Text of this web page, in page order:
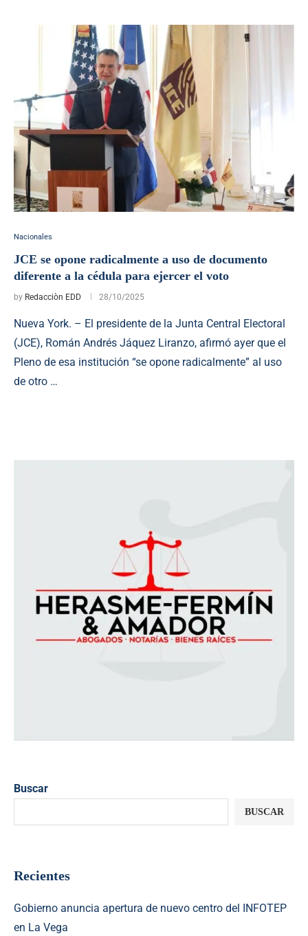
Nacionales
JCE se opone radicalmente a uso de documento
diferente a la cédula para ejercer el voto
by Redacciòn EDD 28/10/2025
Nueva York. – El presidente de la Junta Central Electoral
(JCE), Román Andrés Jáquez Liranzo, afirmó ayer que el
Pleno de esa institución “se opone radicalmente” al uso
de otro …
Buscar
BUSCAR
Recientes
Gobierno anuncia apertura de nuevo centro del INFOTEP
en La Vega